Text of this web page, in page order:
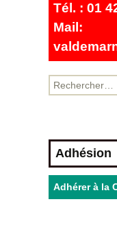
Tél. : 01
Mail:
Adhésion
Adhérer à la